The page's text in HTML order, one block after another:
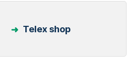
Telex shop